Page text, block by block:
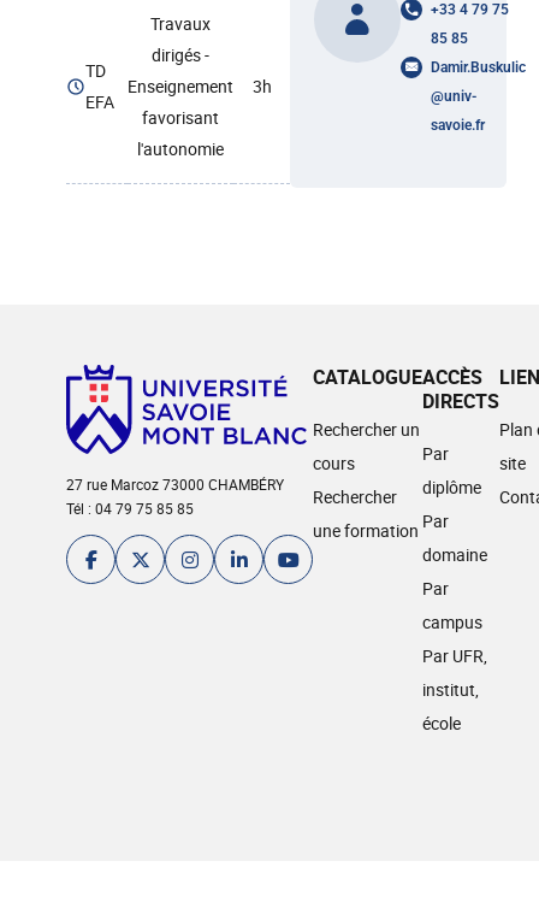
TD
EFA
Travaux
dirigés -
Enseignement
favorisant
l'autonomie
3h
+33 4 79 75
85 85
Damir.Buskulic
@univ-
savoie.fr
27 rue Marcoz 73000 CHAMBÉRY
Tél : 04 79 75 85 85
CATALOGUE
Rechercher un
cours
Rechercher
une formation
ACCÈS
DIRECTS
Par
diplôme
Par
domaine
Par
campus
Par UFR,
institut,
école
Plan
site